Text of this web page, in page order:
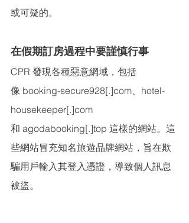
或可疑的。
在假期訂房過程中要謹慎行事
CPR 發現各種惡意網域，包括
像 booking-secure928[.]com、hotel-
housekeeper[.]com
和 agodabooking[.]top 這樣的網站。這
些網站冒充知名旅遊品牌網站，旨在欺
騙用戶輸入其登入憑證，導致個人訊息
被盜。